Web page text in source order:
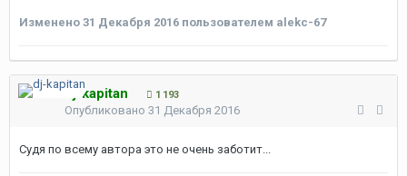
Изменено 31 Декабря 2016 пользователем alekc-67
dj-kapitan 1 193
Опубликовано 31 Декабря 2016
Судя по всему автора это не очень заботит...